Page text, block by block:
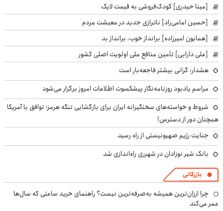
[مینا حیدری] کودک‌فروشی به قیمت لایک
[حسین امامی‌راد] ناترازی جدید در معیشت مردم
[همایون امیرزاده] برانداز خوب، برانداز بد
[علی دارابی] تأمین منافع ملی اولویت اصلی کشور
هشدار: گرانی بیشتر فاجعه‌بار است
مراسم یادبود روزنامه‌نگار پیشکسوت اطلاعات امروز برگزار می‌شود
شروط و خواسته‌های سختگیرانه ایران برای بازگشایی تنگه هرمز؛ توافق با آمریکا
همچنان دور از دسترس!
جنایت رژیم صهیونیستی از راه رسید
بانک شیر نوزادان در شهرری راه‌اندازی شد
بازرگانی
چرا ارزان‌ترین همیشه به‌صرفه‌ترین نیست؟ راهنمای خرید ساعتی که سال‌ها
عمر می‌کند